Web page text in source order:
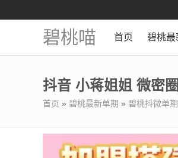
碧桃喵 首页 碧桃最
抖音 小蒋姐姐 微密
首页 » 碧桃最新单期 » 碧桃抖微单期